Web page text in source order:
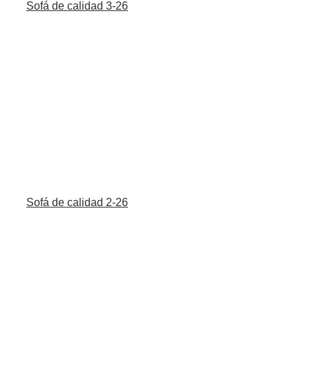
Sofá de calidad 3-26
Sofá de calidad 2-26